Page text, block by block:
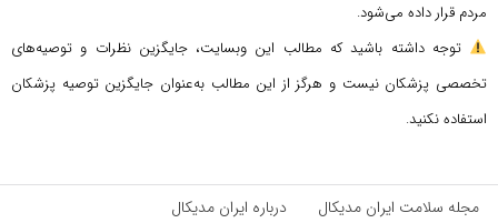
مردم قرار داده می‌شود.
توجه داشته باشید که مطالب این وبسایت، جایگزین نظرات و توصیه‌های
تخصصی پزشکان نیست و هرگز از این مطالب به‌عنوان جایگزین توصیه پزشکان
استفاده نکنید.
مجله سلامت ایران مدیکال
درباره ایران مدیکال